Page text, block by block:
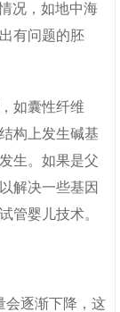
况，如地中海
有问题的胚
如囊性纤维
构上发生碱基
生。如果是父
解决一些基因
管婴儿技术。
会逐渐下降，这